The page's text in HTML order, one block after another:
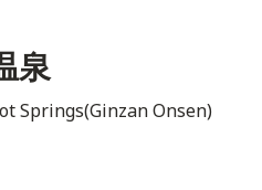
泉
Springs(Ginzan Onsen)